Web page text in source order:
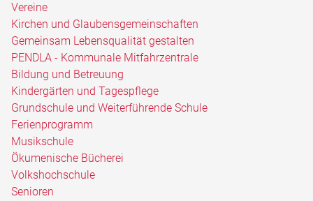
Vereine
Kirchen und Glaubensgemeinschaften
Gemeinsam Lebensqualität gestalten
PENDLA - Kommunale Mitfahrzentrale
Bildung und Betreuung
Kindergärten und Tagespflege
Grundschule und Weiterführende Schule
Ferienprogramm
Musikschule
Ökumenische Bücherei
Volkshochschule
Senioren